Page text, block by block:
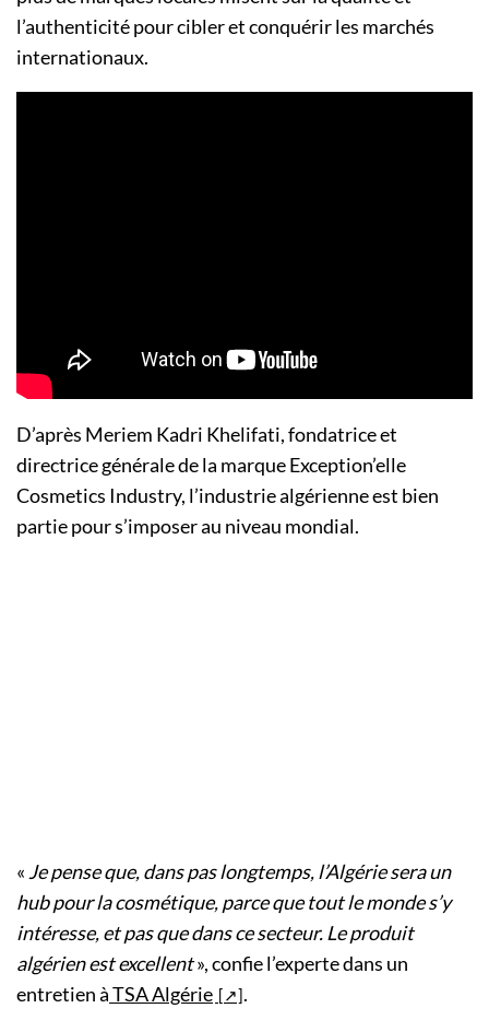
l’authenticité pour cibler et conquérir les marchés
internationaux.
D’après Meriem Kadri Khelifati, fondatrice et
directrice générale de la marque Exception’elle
Cosmetics Industry, l’industrie algérienne est bien
partie pour s’imposer au niveau mondial.
« Je pense que, dans pas longtemps, l’Algérie sera un
hub pour la cosmétique, parce que tout le monde s’y
intéresse, et pas que dans ce secteur. Le produit
algérien est excellent», confie l’experte dans un
entretien àTSA Algérie .